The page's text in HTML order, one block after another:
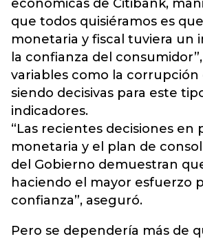
económicas de Citibank,
que todos quisiéramos es
monetaria y fiscal tuviera un
la confianza del
variables como la corrupción
siendo decisivas para este
indicadores.
“Las recientes decisiones en
monetaria y el plan de
del Gobierno demuestran
haciendo el mayor esfuerzo
confianza”, aseguró.
Pero se dependería más de